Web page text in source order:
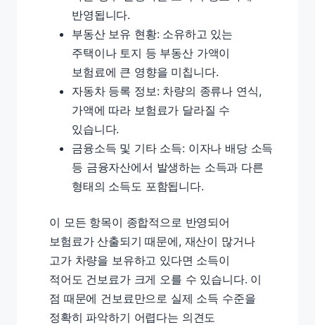
반영됩니다.
부동산 보유 현황: 소유하고 있는
주택이나 토지 등 부동산 가액이
보험료에 큰 영향을 미칩니다.
자동차 등록 정보: 차량의 종류나 연식,
가액에 따라 보험료가 달라질 수
있습니다.
금융소득 및 기타 소득: 이자나 배당 소득
등 금융자산에서 발생하는 소득과 다른
형태의 소득도 포함됩니다.
이 모든 항목이 종합적으로 반영되어
보험료가 산출되기 때문에, 재산이 많거나
고가 차량을 보유하고 있다면 소득이
적어도 건보료가 크게 오를 수 있습니다. 이
점 때문에 건보료만으로 실제 소득 수준을
정확히 파악하기 어렵다는 의견도